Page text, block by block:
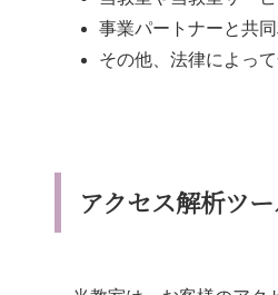
事業パートナーと共
その他、法律によっ
アクセス解析ツ